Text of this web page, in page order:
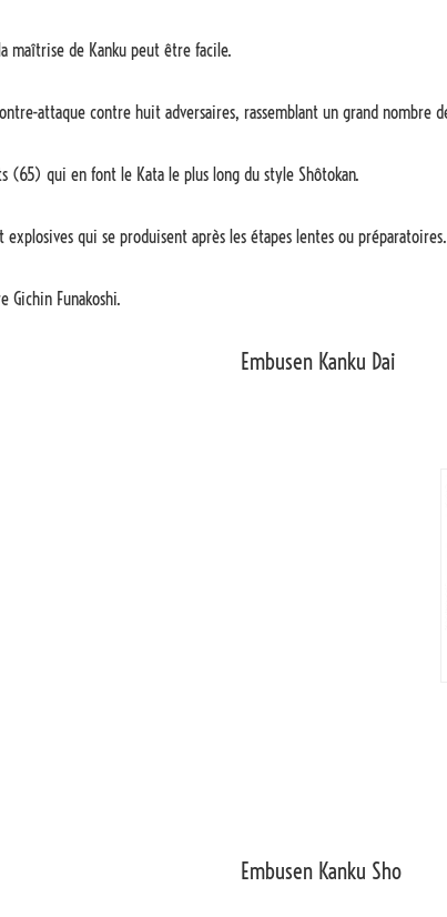
maîtrise de Kanku peut être facile.
attaque contre huit adversaires, rassemblant un grand nombre
(65) qui en font le Kata le plus long du style Shôtokan.
qui se produisent après les étapes lentes ou préparatoires.
Gichin Funakoshi.
Embusen Kanku Dai
Embusen Kanku Sho